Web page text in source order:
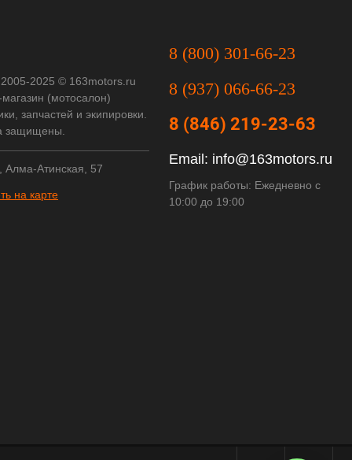
2025 © 163motors.ru
(мотосалон)
запчастей и экипировки.
защищены.
Алма-Атинская, 57
на карте
8 (800) 301-66-23
8 (937) 066-66-23
8 (846) 219-23-63
Email: info@163motors.ru
График работы: Ежедневно с
10:00 до 19:00